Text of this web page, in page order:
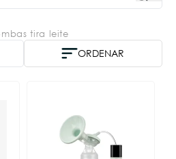
tira leite
ORDENAR
Mais vendidos
Menor Preço